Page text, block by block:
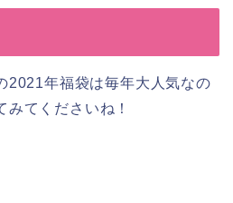
2021年福袋は毎年大人気なの
てくださいね！